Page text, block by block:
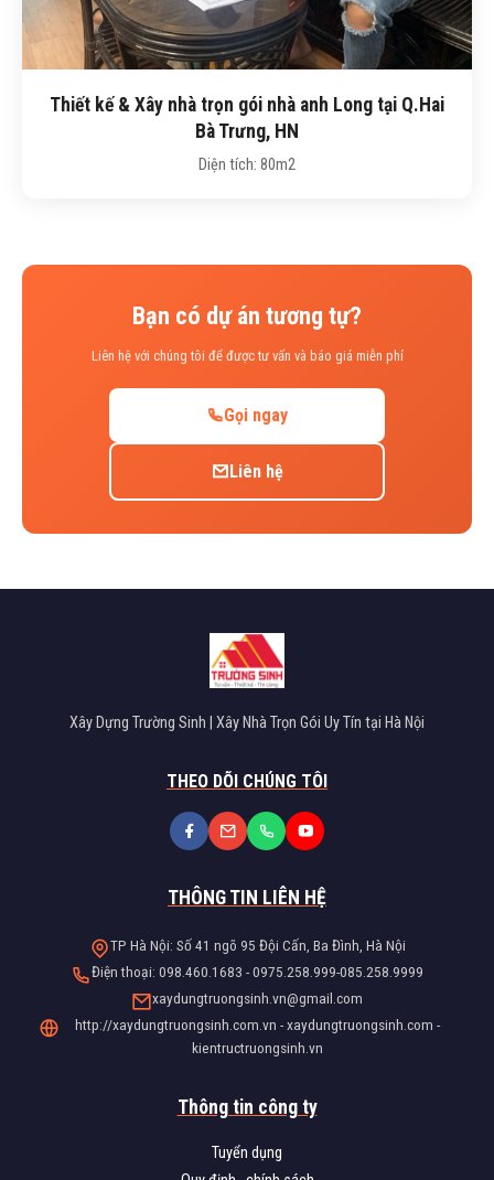
Thiết kế & Xây nhà trọn gói nhà anh Long tại Q.Hai
Bà Trưng, HN
Diện tích: 80m2
Bạn có dự án tương tự?
Liên hệ với chúng tôi để được tư vấn và báo giá miễn phí
Gọi ngay
Liên hệ
Xây Dựng Trường Sinh | Xây Nhà Trọn Gói Uy Tín tại Hà Nội
THEO DÕI CHÚNG TÔI
THÔNG TIN LIÊN HỆ
TP Hà Nội: Số 41 ngõ 95 Đội Cấn, Ba Đình, Hà Nội
Điện thoại: 098.460.1683 - 0975.258.999-085.258.9999
xaydungtruongsinh.vn@gmail.com
http://xaydungtruongsinh.com.vn - xaydungtruongsinh.com -
kientructruongsinh.vn
Thông tin công ty
Tuyển dụng